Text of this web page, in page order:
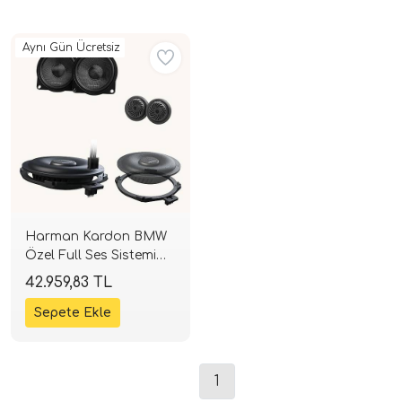
Harman Kardon BMW
Özel Full Ses Sistemi
Paketi | Komponent Set
+ 2 Adet Koltuk Altı Bas
| SPLHIFI
42.959,83 TL
Aynı Gün Ücretsiz
1